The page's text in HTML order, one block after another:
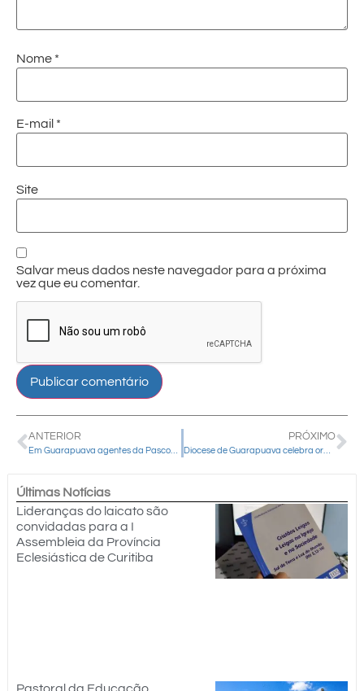
Nome *
E-mail *
Site
Salvar meus dados neste navegador para a próxima
vez que eu comentar.
ANTERIOR PRÓXIMO
Diocese de Guarapuava celebra ordenação presbiteral do diácono Messias Batista de França neste sábado
Últimas Notícias
Lideranças do laicato são
convidadas para a I
Assembleia da Província
Eclesiástica de Curitiba